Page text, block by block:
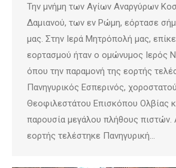
Την μνήμη των Αγίων Αναργύρων
Δαμιανού, των εν Ρώμη, εόρτασε
μας. Στην Ιερά Μητρόπολή μας,
εορτασμού ήταν ο ομώνυμος Ιερός
όπου την παραμονή της εορτής
Πανηγυρικός Εσπερινός,
Θεοφιλεστάτου Επισκόπου Ολβίας
παρουσία μεγάλου πλήθους πιστών.
εορτής τελέστηκε Πανηγυρική…